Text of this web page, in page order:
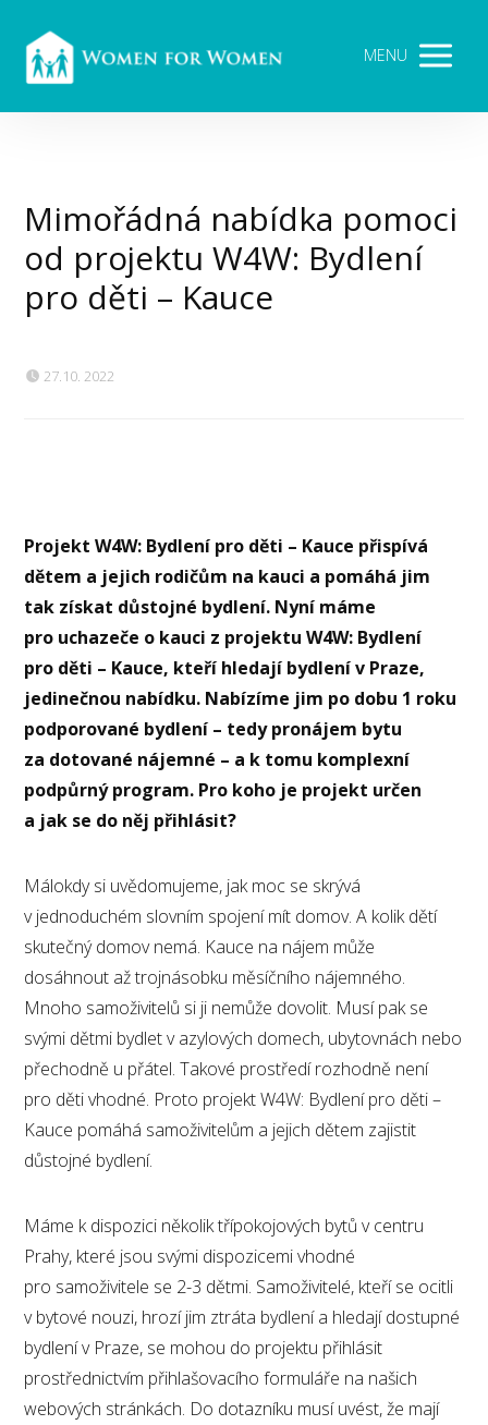
MENU
Mimořádná nabídka pomoci
od projektu W4W: Bydlení
pro děti – Kauce
27.10. 2022
Projekt W4W: Bydlení pro děti – Kauce přispívá
dětem a jejich rodičům na kauci a pomáhá jim
tak získat důstojné bydlení. Nyní máme
pro uchazeče o kauci z projektu W4W: Bydlení
pro děti – Kauce, kteří hledají bydlení v Praze,
jedinečnou nabídku. Nabízíme jim po dobu 1 roku
podporované bydlení – tedy pronájem bytu
za dotované nájemné – a k tomu komplexní
podpůrný program. Pro koho je projekt určen
a jak se do něj přihlásit?
Málokdy si uvědomujeme, jak moc se skrývá
v jednoduchém slovním spojení mít domov. A kolik dětí
skutečný domov nemá. Kauce na nájem může
dosáhnout až trojnásobku měsíčního nájemného.
Mnoho samoživitelů si ji nemůže dovolit. Musí pak se
svými dětmi bydlet v azylových domech, ubytovnách nebo
přechodně u přátel. Takové prostředí rozhodně není
pro děti vhodné. Proto projekt W4W: Bydlení pro děti –
Kauce pomáhá samoživitelům a jejich dětem zajistit
důstojné bydlení.
Máme k dispozici několik třípokojových bytů v centru
Prahy, které jsou svými dispozicemi vhodné
pro samoživitele se 2-3 dětmi. Samoživitelé, kteří se ocitli
v bytové nouzi, hrozí jim ztráta bydlení a hledají dostupné
bydlení v Praze, se mohou do projektu přihlásit
prostřednictvím přihlašovacího formuláře na našich
webových stránkách. Do dotazníku musí uvést, že mají